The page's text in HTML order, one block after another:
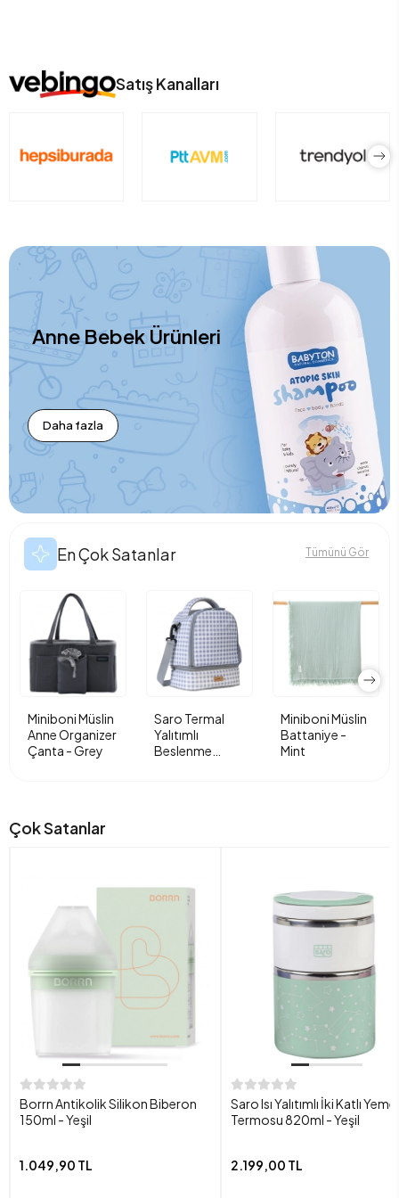
Satış Kanalları
Anne Bebek Ürünleri
Daha fazla
En Çok Satanlar Tümünü Gör
Miniboni Müslin
Anne Organizer
Çanta - Grey
Saro Termal
Yalıtımlı
Beslenme
Miniboni Müslin
Battaniye -
Mint
Çok Satanlar
Borrn Antikolik Silikon Biberon
150ml - Yeşil
1.049,90 TL
Saro Isı Yalıtımlı İki Katlı
Termosu 820ml - Yeşil
2.199,00 TL